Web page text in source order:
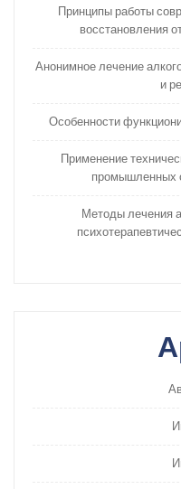
Принципы работы
восстановления
Анонимное лечение
и
Особенности
Применение
промышленных
Методы лечения